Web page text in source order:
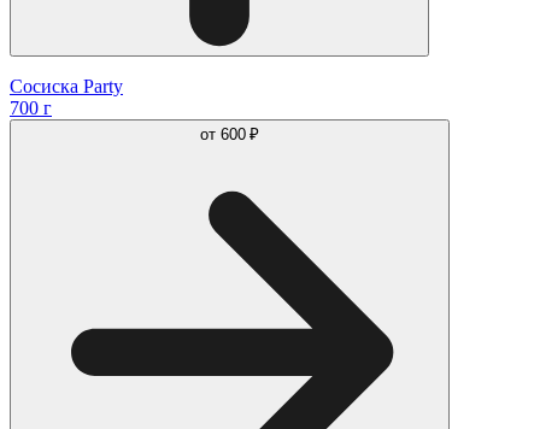
Сосиска Party
700 г
от 600 ₽